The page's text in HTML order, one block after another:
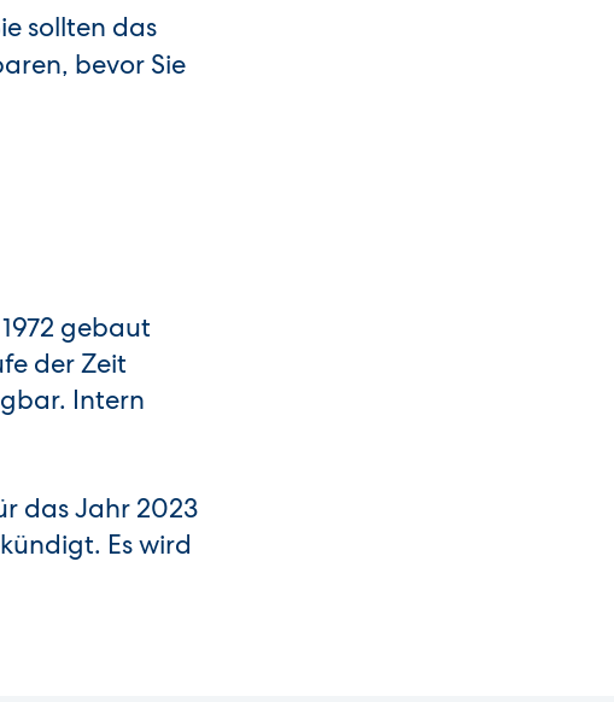
sollten das
bevor Sie
gebaut
der Zeit
Intern
das Jahr 2023
Es wird